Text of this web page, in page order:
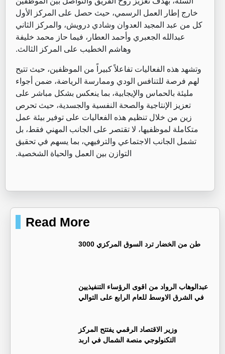
خارج إطار العمل الرسمي، حيث حصل على المركز الأول
كل من عبد المجيد العدوان وشادي درويش، والمركز الثاني
عبدالله الجعبري وأحمد العطار، فيما حاز محمد خليفة
وهاشم الخطيب على المركز الثالث.
وتشهد هذه الفعاليات تفاعلاً كبيراً من الموظفين، حيث تتيح
لهم فرصة للتنافس الودي وممارسة الرياضة، ضمن أجواء
مليئة بالحماس والإيجابية، بما ينعكس بشكل مباشر على
تعزيز الإنتاجية والصحة النفسية والجسدية، حيث تحرص
زين من خلال تنظيم هذه الفعاليات على توفير بيئة عمل
متكاملة لموظفيها، لا تقتصر على الجانب المهني فقط، بل
تشمل الجانب الاجتماعي والترفيهي، بما يسهم في تحقيق
التوازن بين العمل والحياة الشخصية.
Read More
3000 طن من الخضار ترد السوق المركزي
عبدالوهاب الرواد من اقوى الرؤساء التنفيذيين
في الشرق الاوسط للعام الرابع على التوالي
وزير الاقتصاد الرقمي يفتتح المركز
التكنولوجي منصة الشمال في اربد